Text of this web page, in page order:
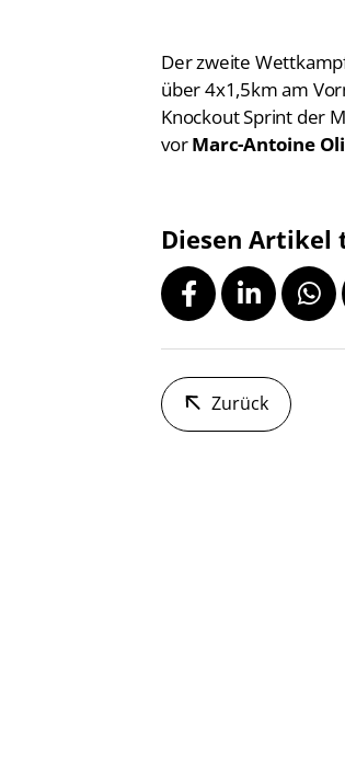
Der zweite
über 4x1,5km am
Knockout Sprint der
vorMarc-Antoine
Diesen Artikel
Zurück